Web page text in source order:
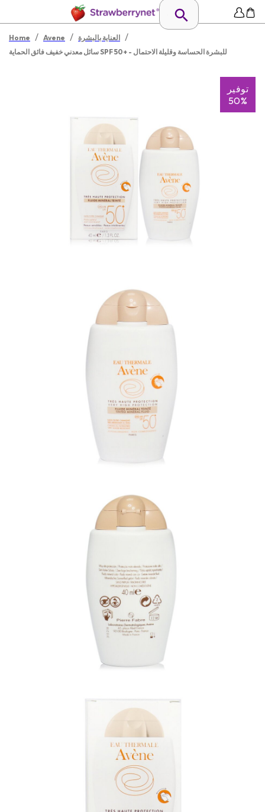
Home / Avene / العناية بالبشرة /
سائل معدني خفيف فائق الحماية SPF 50+ - للبشرة الحساسة وقليلة الاحتمال
توفير
50%